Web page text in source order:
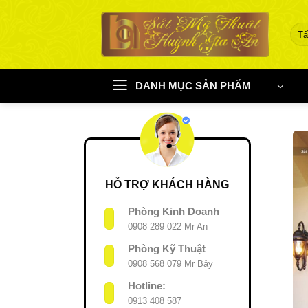
DANH MỤC SẢN PHẨM
HỖ TRỢ KHÁCH HÀNG
Phòng Kinh Doanh
0908 289 022 Mr An
Phòng Kỹ Thuật
0908 568 079 Mr Bảy
Hotline:
0913 408 587